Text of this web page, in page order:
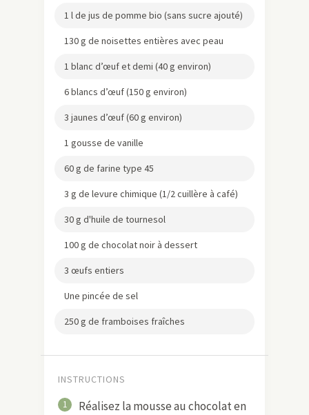
1 l de jus de pomme bio (sans sucre ajouté)
130 g de noisettes entières avec peau
1 blanc d’œuf et demi (40 g environ)
6 blancs d’œuf (150 g environ)
3 jaunes d’œuf (60 g environ)
1 gousse de vanille
60 g de farine type 45
3 g de levure chimique (1/2 cuillère à café)
30 g d'huile de tournesol
100 g de chocolat noir à dessert
3 œufs entiers
Une pincée de sel
250 g de framboises fraîches
INSTRUCTIONS
1
Réalisez la mousse au chocolat en